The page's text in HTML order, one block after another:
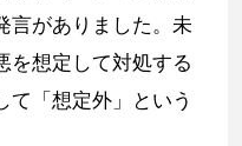
言がありました。未
を想定して対処する
て「想定外」という